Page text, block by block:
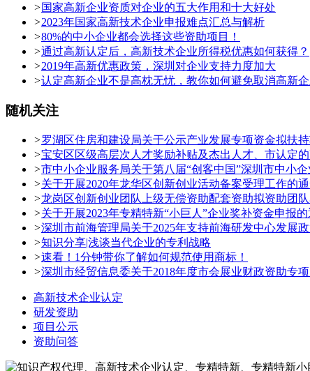
>国家高新企业资质对企业的五大作用和十大好处
>2023年国家高新技术企业申报难点汇总与解析
>80%的中小企业都会选择这些资助项目！
>通过高新认定后，高新技术企业所得税优惠如何获得？
>2019年高新优惠政策，深圳对企业支持力度加大
>认定高新企业不是高枕无忧，教你如何避免取消高新
随机关注
>罗湖区住房和建设局关于公示产业发展专项资金拟扶
>宝安区区级高层次人才奖励补贴及杰出人才、市认定
>市中小企业服务局关于第八届“创客中国”深圳市中小
>关于开展2020年龙华区创新创业活动备案受理工作的
>龙岗区创新创业团队上级无偿资助配套资助拟资助团
>关于开展2023年专精特新“小巨人”企业奖补资金申报的
>深圳市前海管理局关于2025年支持前海研发中心发展
>知识分享|浅谈当代企业的专利战略
>速看！1分钟带你了解如何规范使用商标！
>深圳市经贸信息委关于2018年度市会展业财政资助专
高新技术企业认定
研发资助
项目公示
资助问答